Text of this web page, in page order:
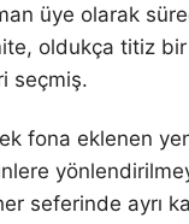
üye olarak
oldukça titiz
seçmiş.
fona eklenen
seferinde ayrı